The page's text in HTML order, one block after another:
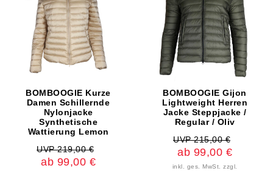
BOMBOOGIE Kurze
Damen Schillernde
Nylonjacke
Synthetische
Wattierung Lemon
UVP 219,00 €
ab 99,00 €
BOMBOOGIE Gijon
Lightweight Herren
Jacke Steppjacke /
Regular / Oliv
UVP 215,00 €
ab 99,00 €
inkl. ges. MwSt. zzgl.